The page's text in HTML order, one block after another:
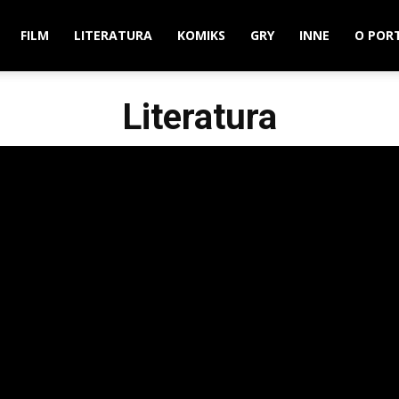
FILM LITERATURA KOMIKS GRY INNE O
Literatura